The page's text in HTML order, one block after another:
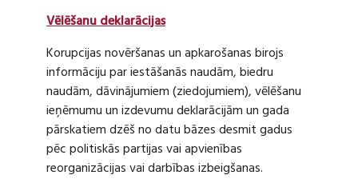
Vēlēšanu deklarācijas
Korupcijas novēršanas un apkarošanas birojs
informāciju par iestāšanās naudām, biedru
naudām, dāvinājumiem (ziedojumiem), vēlēšanu
ieņēmumu un izdevumu deklarācijām un gada
pārskatiem dzēš no datu bāzes desmit gadus
pēc politiskās partijas vai apvienības
reorganizācijas vai darbības izbeigšanas.